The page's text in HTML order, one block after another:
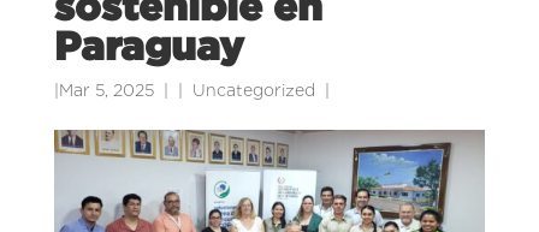
Paraguay
Mar 5, 2025 Uncategorized